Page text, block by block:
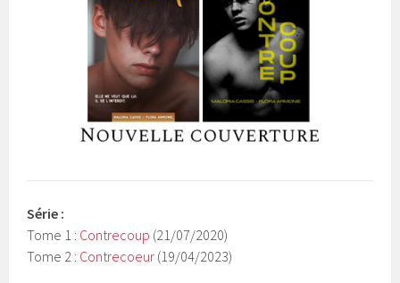
Série :
Tome 1 : Contrecoup (21/07/2020)
Tome 2 : Contrecoeur (19/04/2023)